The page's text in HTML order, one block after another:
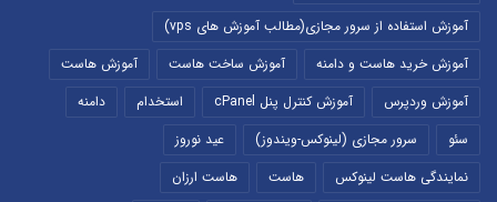
آموزش استفاده از سرور مجازی(مطالب آموزش های vps)
آموزش خرید هاست و دامنه
آموزش ساخت هاست
آموزش هاست
آموزش وردپرس
آموزش کنترل پنل cPanel استخدام
دامنه
سئو
سرور مجازی (لینوکس-ویندوز)
عید نوروز
نمایندگی هاست لینوکس
هاست هاست ارزان